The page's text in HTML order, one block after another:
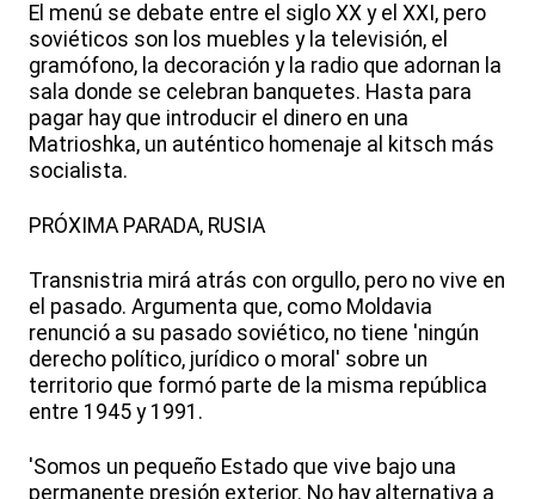
El menú se debate entre el siglo XX y el XXI, pero
soviéticos son los muebles y la televisión, el
gramófono, la decoración y la radio que adornan la
sala donde se celebran banquetes. Hasta para
pagar hay que introducir el dinero en una
Matrioshka, un auténtico homenaje al kitsch más
socialista.
PRÓXIMA PARADA, RUSIA
Transnistria mirá atrás con orgullo, pero no vive en
el pasado. Argumenta que, como Moldavia
renunció a su pasado soviético, no tiene 'ningún
derecho político, jurídico o moral' sobre un
territorio que formó parte de la misma república
entre 1945 y 1991.
'Somos un pequeño Estado que vive bajo una
permanente presión exterior. No hay alternativa a